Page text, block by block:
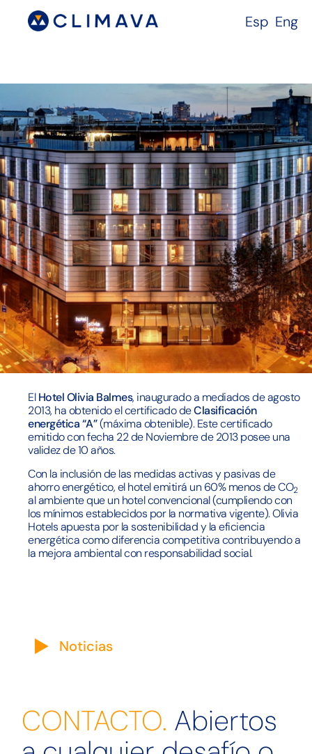
Esp Eng
ElHotel Olivia Balmes, inaugurado a mediados de agosto
2013, ha obtenido el certificado deClasificación
energética “A”(máxima obtenible). Este certificado
emitido con fecha 22 de Noviembre de 2013 posee una
validez de 10 años.
Con la inclusión de las medidas activas y pasivas de
ahorro energético, el hotel emitirá un 60% menos de CO2
al ambiente que un hotel convencional (cumpliendo con
los mínimos establecidos por la normativa vigente). Olivia
Hotels apuesta por la sostenibilidad y la eficiencia
energética como diferencia competitiva contribuyendo a
la mejora ambiental con responsabilidad social.
Noticias
CONTACTO. Abiertos